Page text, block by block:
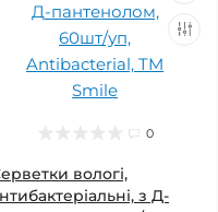
0
вологі,
з Д-